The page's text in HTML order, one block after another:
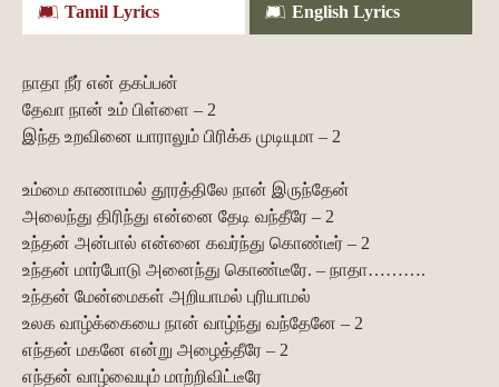
Tamil Lyrics English Lyrics
நாதா நீர் என் தகப்பன்
தேவா நான் உம் பிள்ளை – 2
இந்த உறவினை யாராலும் பிரிக்க முடியுமா – 2
உம்மை காணாமல் தூரத்திலே நான் இருந்தேன்
அலைந்து திரிந்து என்னை தேடி வந்தீரே – 2
உந்தன் அன்பால் என்னை கவர்ந்து கொண்டீர் – 2
உந்தன் மார்போடு அனைந்து கொண்டீரே. – நாதா……….
உந்தன் மேன்மைகள் அறியாமல் புரியாமல்
உலக வாழ்க்கையை நான் வாழ்ந்து வந்தேனே – 2
எந்தன் மகனே என்று அழைத்தீரே – 2
எந்தன் வாழ்வையும் மாற்றிவிட்டீரே